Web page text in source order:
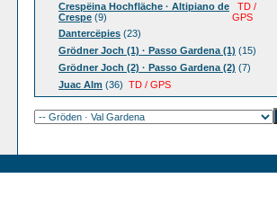
Crespëina Hochfläche · Altipiano de
Crespe (9)
TD /
GPS
Dantercëpies (23)
Grödner Joch (1) · Passo Gardena (1) (15)
Grödner Joch (2) · Passo Gardena (2) (7)
Juac Alm (36) TD / GPS